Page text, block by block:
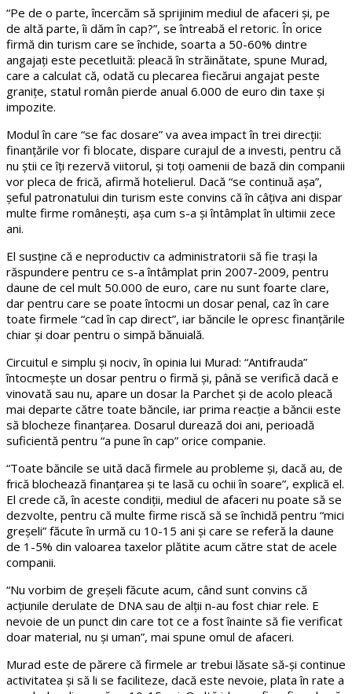
“Pe de o parte, încercăm să sprijinim mediul de afaceri și, pe
de altă parte, îi dăm în cap?”, se întreabă el retoric. În orice
firmă din turism care se închide, soarta a 50-60% dintre
angajați este pecetluită: pleacă în străinătate, spune Murad,
care a calculat că, odată cu plecarea fiecărui angajat peste
granițe, statul român pierde anual 6.000 de euro din taxe și
impozite.
Modul în care “se fac dosare” va avea impact în trei direcții:
finanțările vor fi blocate, dispare curajul de a investi, pentru că
nu știi ce îți rezervă viitorul, și toți oamenii de bază din companii
vor pleca de frică, afirmă hotelierul. Dacă “se continuă așa”,
șeful patronatului din turism este convins că în câțiva ani dispar
multe firme românești, așa cum s-a și întâmplat în ultimii zece
ani.
El susține că e neproductiv ca administratorii să fie trași la
răspundere pentru ce s-a întâmplat prin 2007-2009, pentru
daune de cel mult 50.000 de euro, care nu sunt foarte clare,
dar pentru care se poate întocmi un dosar penal, caz în care
toate firmele “cad în cap direct”, iar băncile le opresc finanțările
chiar și doar pentru o simpă bănuială.
Circuitul e simplu și nociv, în opinia lui Murad: “Antifrauda”
întocmește un dosar pentru o firmă și, până se verifică dacă e
vinovată sau nu, apare un dosar la Parchet și de acolo pleacă
mai departe către toate băncile, iar prima reacție a băncii este
să blocheze finanțarea. Dosarul durează doi ani, perioadă
suficientă pentru “a pune în cap” orice companie.
“Toate băncile se uită dacă firmele au probleme și, dacă au, de
frică blochează finanțarea și te lasă cu ochii în soare”, explică el.
El crede că, în aceste condiții, mediul de afaceri nu poate să se
dezvolte, pentru că multe firme riscă să se închidă pentru “mici
greșeli” făcute în urmă cu 10-15 ani și care se referă la daune
de 1-5% din valoarea taxelor plătite acum către stat de acele
companii.
“Nu vorbim de greșeli făcute acum, când sunt convins că
acțiunile derulate de DNA sau de alții n-au fost chiar rele. E
nevoie de un punct din care tot ce a fost înainte să fie verificat
doar material, nu și uman”, mai spune omul de afaceri.
Murad este de părere că firmele ar trebui lăsate să-și continue
activitatea și să li se faciliteze, dacă este nevoie, plata în rate a